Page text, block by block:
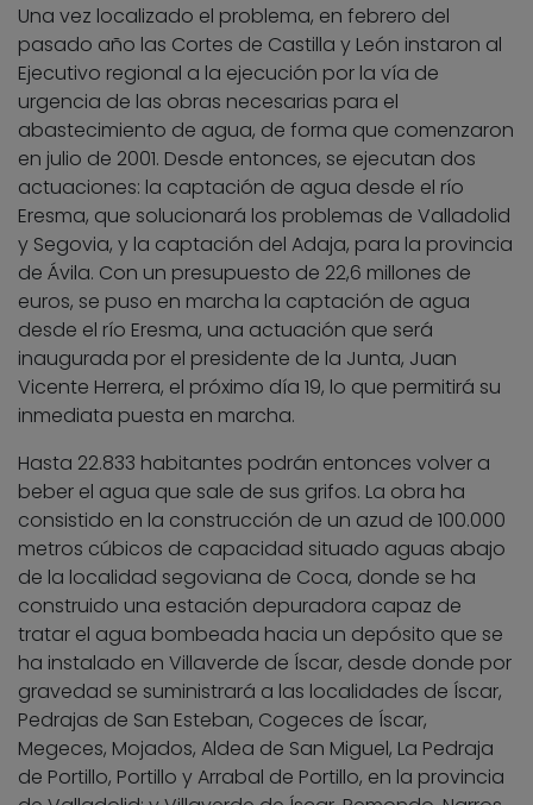
Una vez localizado el problema, en febrero del
pasado año las Cortes de Castilla y León instaron al
Ejecutivo regional a la ejecución por la vía de
urgencia de las obras necesarias para el
abastecimiento de agua, de forma que comenzaron
en julio de 2001. Desde entonces, se ejecutan dos
actuaciones: la captación de agua desde el río
Eresma, que solucionará los problemas de Valladolid
y Segovia, y la captación del Adaja, para la provincia
de Ávila. Con un presupuesto de 22,6 millones de
euros, se puso en marcha la captación de agua
desde el río Eresma, una actuación que será
inaugurada por el presidente de la Junta, Juan
Vicente Herrera, el próximo día 19, lo que permitirá su
inmediata puesta en marcha.
Hasta 22.833 habitantes podrán entonces volver a
beber el agua que sale de sus grifos. La obra ha
consistido en la construcción de un azud de 100.000
metros cúbicos de capacidad situado aguas abajo
de la localidad segoviana de Coca, donde se ha
construido una estación depuradora capaz de
tratar el agua bombeada hacia un depósito que se
ha instalado en Villaverde de Íscar, desde donde por
gravedad se suministrará a las localidades de Íscar,
Pedrajas de San Esteban, Cogeces de Íscar,
Megeces, Mojados, Aldea de San Miguel, La Pedraja
de Portillo, Portillo y Arrabal de Portillo, en la provincia